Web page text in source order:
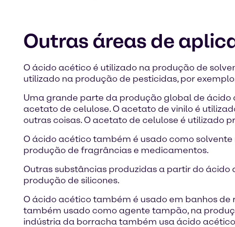
Outras áreas de
O ácido acético é utilizado na produção de
utilizado na produção de pesticidas, por
Uma grande parte da produção global de
acetato de celulose. O acetato de vinilo é
outras coisas. O acetato de celulose é utilizado
O ácido acético também é usado como
produção de fragrâncias e medicamentos.
Outras substâncias produzidas a partir do
produção de silicones.
O ácido acético também é usado em banhos
também usado como agente tampão, na
indústria da borracha também usa ácido